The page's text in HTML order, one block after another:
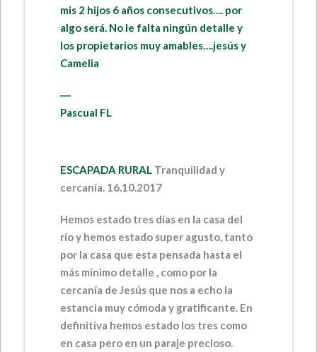
mis 2 hijos 6 años consecutivos…. por
algo será. No le falta ningún detalle y
los propietarios muy amables….jesús y
Camelia
―
Pascual FL
ESCAPADA RURAL Tranquilidad y
cercanía. 16.10.2017
Hemos estado tres días en la casa del
río y hemos estado super agusto, tanto
por la casa que esta pensada hasta el
más mínimo detalle , como por la
cercanía de Jesús que nos a echo la
estancia muy cómoda y gratificante. En
definitiva hemos estado los tres como
en casa pero en un paraje precioso.